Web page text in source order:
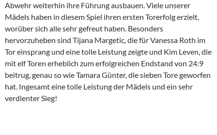
Abwehr weiterhin ihre Führung ausbauen. Viele unserer
Mädels haben in diesem Spiel ihren ersten Torerfolg erzielt,
worüber sich alle sehr gefreut haben. Besonders
hervorzuheben sind Tijana Margetic, die für Vanessa Roth im
Tor einsprang und eine tolle Leistung zeigte und Kim Leven, die
mit elf Toren erheblich zum erfolgreichen Endstand von 24:9
beitrug, genau so wie Tamara Günter, die sieben Tore geworfen
hat. Ingesamt eine tolle Leistung der Mädels und ein sehr
verdienter Sieg!